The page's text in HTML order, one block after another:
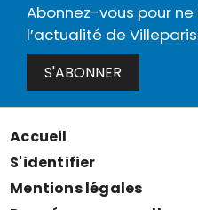
Abonnez-vous pour
l’actualité de
S'ABONNER
Menu
Pied
de
Accueil
S'identifier
Mentions légales